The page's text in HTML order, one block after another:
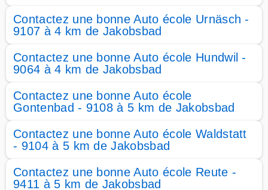
Contactez une bonne Auto école Urnäsch -
9107 à 4 km de Jakobsbad
Contactez une bonne Auto école Hundwil -
9064 à 4 km de Jakobsbad
Contactez une bonne Auto école
Gontenbad - 9108 à 5 km de Jakobsbad
Contactez une bonne Auto école Waldstatt
- 9104 à 5 km de Jakobsbad
Contactez une bonne Auto école Reute -
9411 à 5 km de Jakobsbad